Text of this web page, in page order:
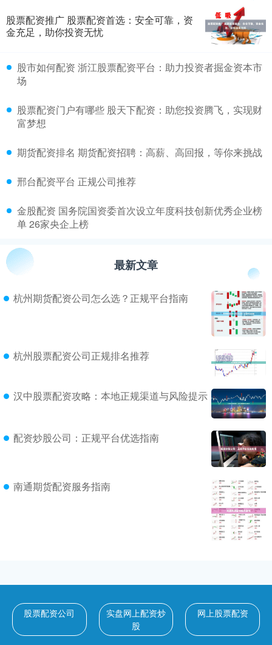
股票配资推广 股票配资首选：安全可靠，资
金充足，助你投资无忧
​股市如何配资 浙江股票配资平台：助力投资者掘金资本市
场
​股票配资门户有哪些 股天下配资：助您投资腾飞，实现财
富梦想
​期货配资排名 期货配资招聘：高薪、高回报，等你来挑战
​邢台配资平台 正规公司推荐
​金股配资 国务院国资委首次设立年度科技创新优秀企业榜
单 26家央企上榜
最新文章
杭州期货配资公司怎么选？正规平台指南
杭州股票配资公司正规排名推荐
汉中股票配资攻略：本地正规渠道与风险提示
配资炒股公司：正规平台优选指南
南通期货配资服务指南
股票配资公司
实盘网上配资炒
股
网上股票配资